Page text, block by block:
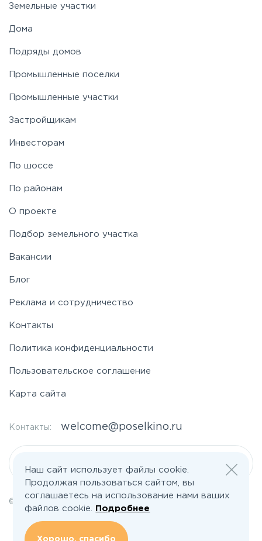
Земельные участки
Дома
Подряды домов
Промышленные поселки
Промышленные участки
Застройщикам
Инвесторам
По шоссе
По районам
О проекте
Подбор земельного участка
Вакансии
Блог
Реклама и сотрудничество
Контакты
Политика конфиденциальности
Пользовательское соглашение
Карта сайта
Контакты: welcome@poselkino.ru
© 2026 Все права защищены | poselkino.ru
ИП Маслов Дмитрий Валерьевич
ИНН 503406273833
+79647266008
Наш сайт использует файлы cookie.
Продолжая пользоваться сайтом, вы
соглашаетесь на использование нами ваших
файлов cookie.
Подробнее
Хорошо, спасибо